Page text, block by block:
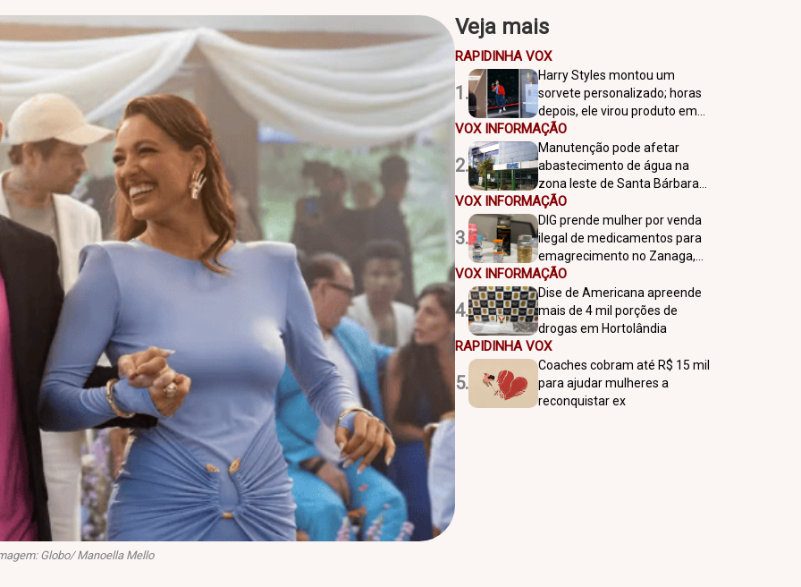
Globo/ Manoella Mello
Veja mais
RAPIDINHA VOX
1.
Harry Styles montou um
sorvete personalizado; horas
depois, ele virou produto em
São Paulo
VOX INFORMAÇÃO
2.
Manutenção pode afetar
abastecimento de água na
zona leste de Santa Bárbara
nesta terça-feira
VOX INFORMAÇÃO
3.
DIG prende mulher por venda
ilegal de medicamentos para
emagrecimento no Zanaga,
em Americana
VOX INFORMAÇÃO
4.
Dise de Americana apreende
mais de 4 mil porções de
drogas em Hortolândia
RAPIDINHA VOX
5.
Coaches cobram até R$ 15 mil
para ajudar mulheres a
reconquistar ex